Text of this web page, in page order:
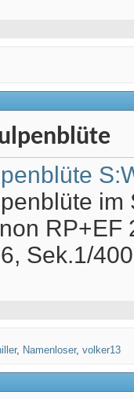
im
RP+EF
Sek.1/
, Namenloser, volker13